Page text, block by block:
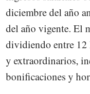
diciembre del año
del año vigente. El
dividiendo entre 12
y extraordinarios,
bonificaciones y